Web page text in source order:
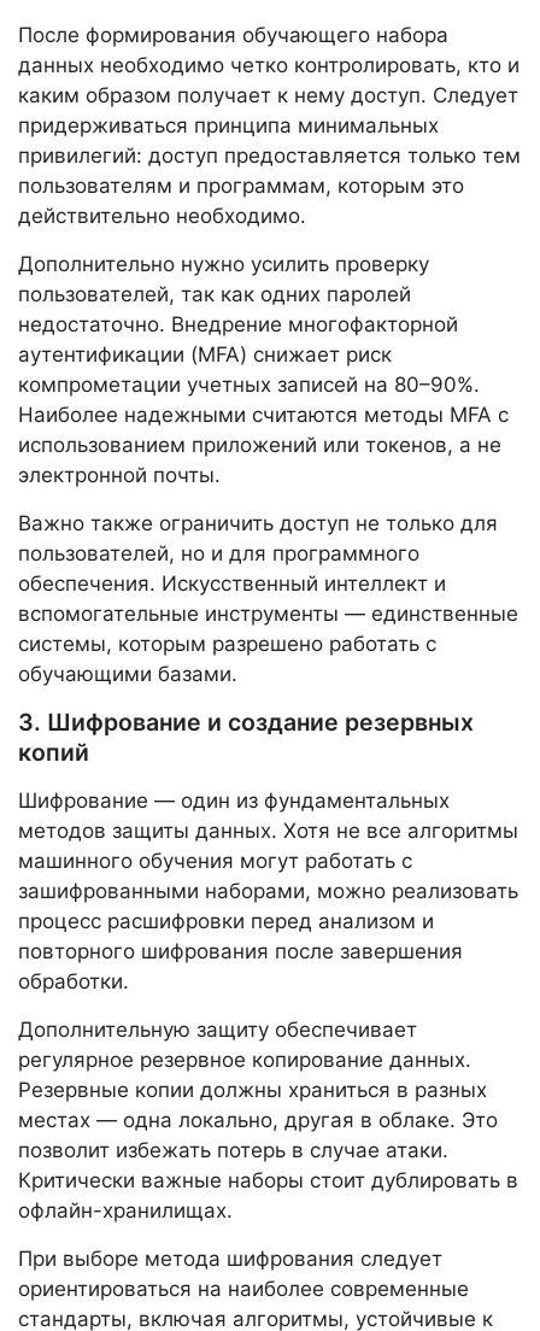
После формирования обучающего набора
данных необходимо четко контролировать, кто и
каким образом получает к нему доступ. Следует
придерживаться принципа минимальных
привилегий: доступ предоставляется только тем
пользователям и программам, которым это
действительно необходимо.
Дополнительно нужно усилить проверку
пользователей, так как одних паролей
недостаточно. Внедрение многофакторной
аутентификации (MFA) снижает риск
компрометации учетных записей на 80–90%.
Наиболее надежными считаются методы MFA с
использованием приложений или токенов, а не
электронной почты.
Важно также ограничить доступ не только для
пользователей, но и для программного
обеспечения. Искусственный интеллект и
вспомогательные инструменты — единственные
системы, которым разрешено работать с
обучающими базами.
3. Шифрование и создание резервных
копий
Шифрование — один из фундаментальных
методов защиты данных. Хотя не все алгоритмы
машинного обучения могут работать с
зашифрованными наборами, можно реализовать
процесс расшифровки перед анализом и
повторного шифрования после завершения
обработки.
Дополнительную защиту обеспечивает
регулярное резервное копирование данных.
Резервные копии должны храниться в разных
местах — одна локально, другая в облаке. Это
позволит избежать потерь в случае атаки.
Критически важные наборы стоит дублировать в
офлайн-хранилищах.
При выборе метода шифрования следует
ориентироваться на наиболее современные
стандарты, включая алгоритмы, устойчивые к